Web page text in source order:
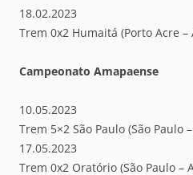
18.02.2023
Trem 0x2 Humaitá (Porto Acre –
Campeonato Amapaense
10.05.2023
Trem 5×2 São Paulo (São Paulo
17.05.2023
Trem 0x2 Oratório (São Paulo –